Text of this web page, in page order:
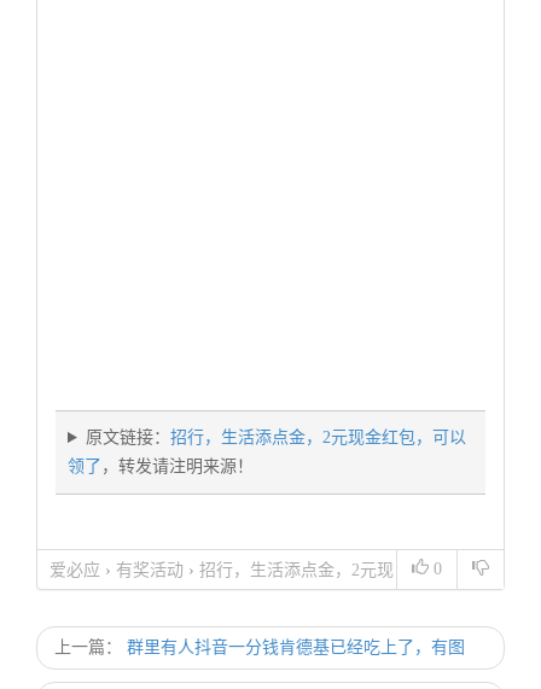
原文链接： 招行，生活添点金，2元现金红包，可以
领了 ，转发请注明来源！
0
爱必应 › 有奖活动 › 招行，生活添点金，2元现
上一篇： 群里有人抖音一分钱肯德基已经吃上了，有图